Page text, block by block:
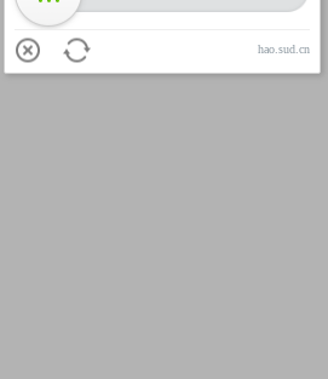
hao.sud.cn